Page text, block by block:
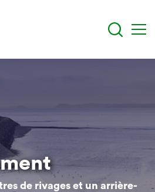
de rivages et un arrière-